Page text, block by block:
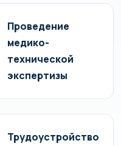
Проведение
медико-
технической
экспертизы
Трудоустройство